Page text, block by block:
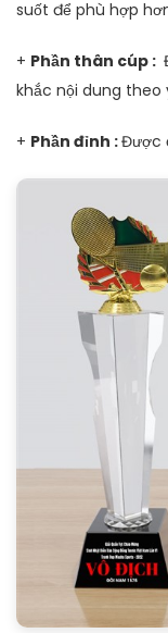
suốt để phù hợp
+ Phần thân cúp :
khắc nội dung theo
+ Phần đỉnh :Được